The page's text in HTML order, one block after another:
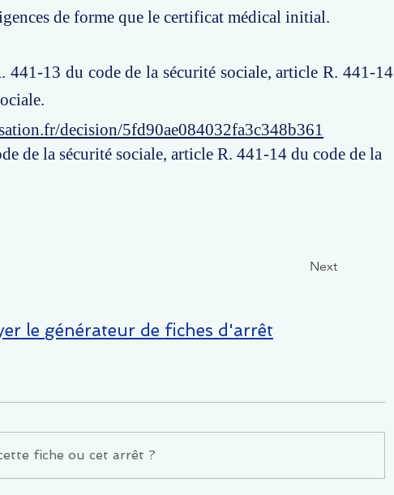
de forme que le certificat médical initial.
441-13 du code de la sécurité sociale, article R. 441-14
decision/5fd90ae084032fa3c348b361
de la sécurité sociale, article R. 441-14 du code de la
Next
le générateur de fiches d'arrêt
fiche ou cet arrêt ?